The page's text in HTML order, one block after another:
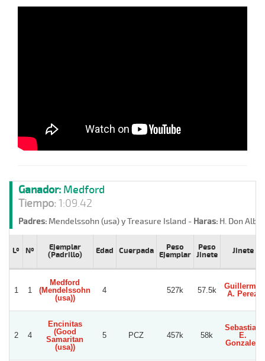
Ganador: Medford
Tiempo:1:09.42
Padres: Mendelssohn (usa) y Treasure Island - Haras: H. Don
Lº Nº
Ejemplar
(Padrillo)
Edad Cuerpada
Peso
Ejemplar
Peso
Jinete
Jinete
1 1
Medford
(Mendelssohn
(usa))
4 527k 57.5k
Guillermo
A. Perez
2 4
Encinitas
(Good
Samaritan
(usa))
5 PCZ 457k 58k
Sebastian
E.
Gonzalez